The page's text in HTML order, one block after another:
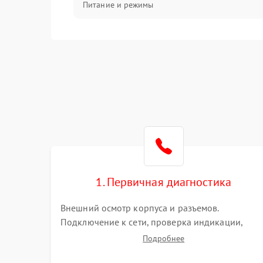
Питание и режимы
1. Первичная диагностика
Внешний осмотр корпуса и разъемов.
Подключение к сети, проверка индикации,
звуковых сигналов и кодов ошибок. Измерение
Подробнее